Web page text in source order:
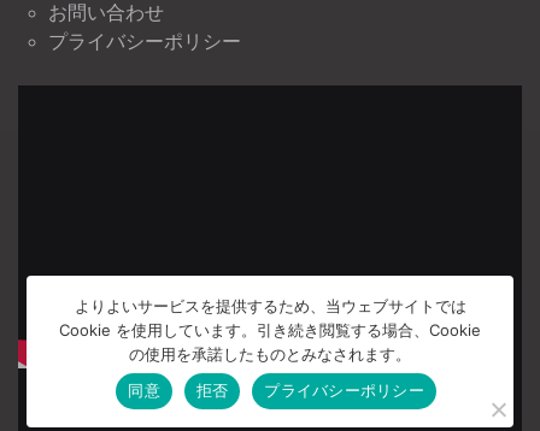
お問い合わせ
プライバシーポリシー
よりよいサービスを提供するため、当ウェブサイトでは
Cookie を使用しています。引き続き閲覧する場合、Cookie
の使用を承諾したものとみなされます。
同意
拒否 プライバシーポリシー